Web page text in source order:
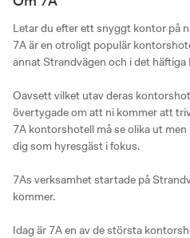
Letar du efter ett snyggt kontor på
7A är en otroligt populär
annat Strandvägen och i det
Oavsett vilket utav deras
övertygade om att ni kommer att
7A kontorshotell må se olika ut
dig som hyresgäst i fokus.
7As verksamhet startade på
kommer.
Idag är 7A en av de största